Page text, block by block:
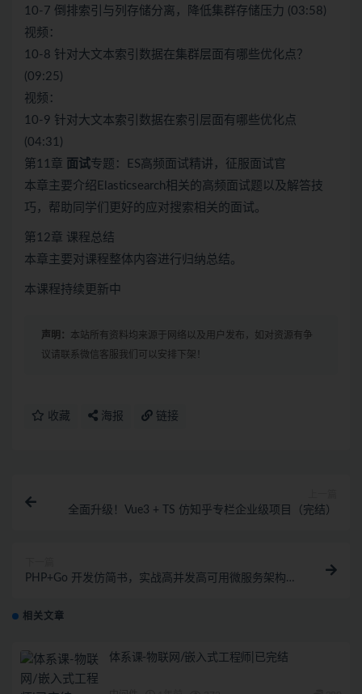
10-7 倒排索引与列存储分离，降低集群存储压力 (03:58)
视频：
10-8 针对大文本索引数据在集群层面有哪些优化点？
(09:25)
视频：
10-9 针对大文本索引数据在索引层面有哪些优化点
(04:31)
第11章 面试专题：ES高频面试精讲，征服面试官
本章主要介绍Elasticsearch相关的高频面试题以及解答技
巧，帮助同学们更好的应对搜索相关的面试。
第12章 课程总结
本章主要对课程整体内容进行归纳总结。
本课程持续更新中
声明： 本站所有资料均来源于网络以及用户发布，如对资源有争
议请联系微信客服我们可以安排下架！
收藏 海报 链接
全面升级！Vue3 + TS 仿知乎专栏企业级项目（完结）
PHP+Go 开发仿简书，实战高并发高可用微服务架构
相关文章
体系课-物联网/嵌入式工程师|已完结